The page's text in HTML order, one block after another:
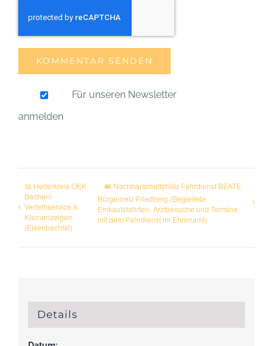
Für unseren Newsletter
anmelden
📅 Helferkreis OEK
Bachern
Verleihservice &
Kleinanzeigen
(Eisenbachtal)
🚐 Nachbarschaftshilfe Fahrdienst BEATE
Bürgernetz Friedberg (Begleitete
Einkaufsfahrten, Arztbesuche und Termine
mit dem Fahrdienst im Ehrenamt)
Details